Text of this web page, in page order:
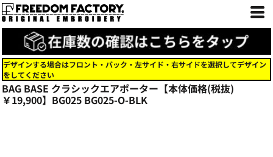
デザインする場合はフロント・バック・左サイド・右サイドを選択してデザイン
をしてください
BAG BASE クラシックエアポーター【本体価格(税抜)
￥19,900】BG025 BG025-O-BLK